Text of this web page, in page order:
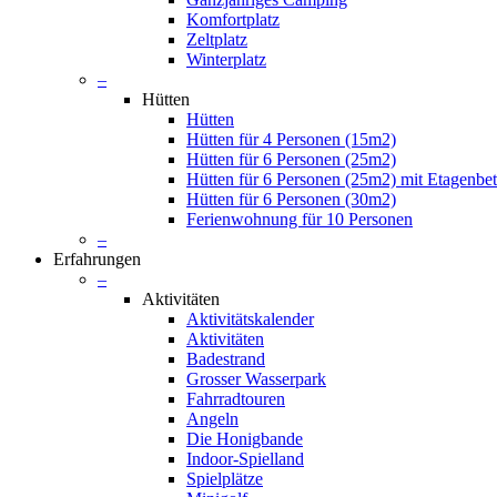
Komfortplatz
Zeltplatz
Winterplatz
–
Hütten
Hütten
Hütten für 4 Personen (15m2)
Hütten für 6 Personen (25m2)
Hütten für 6 Personen (25m2) mit
Hütten für 6 Personen (30m2)
Ferienwohnung für 10 Personen
–
Erfahrungen
–
Aktivitäten
Aktivitätskalender
Aktivitäten
Badestrand
Grosser Wasserpark
Fahrradtouren
Angeln
Die Honigbande
Indoor-Spielland
Spielplätze